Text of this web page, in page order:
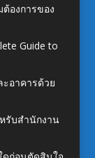
องการของ
Guide to
อาคารด้วย
รับสำนักงาน